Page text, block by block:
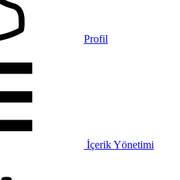
Profil
İçerik Yönetimi